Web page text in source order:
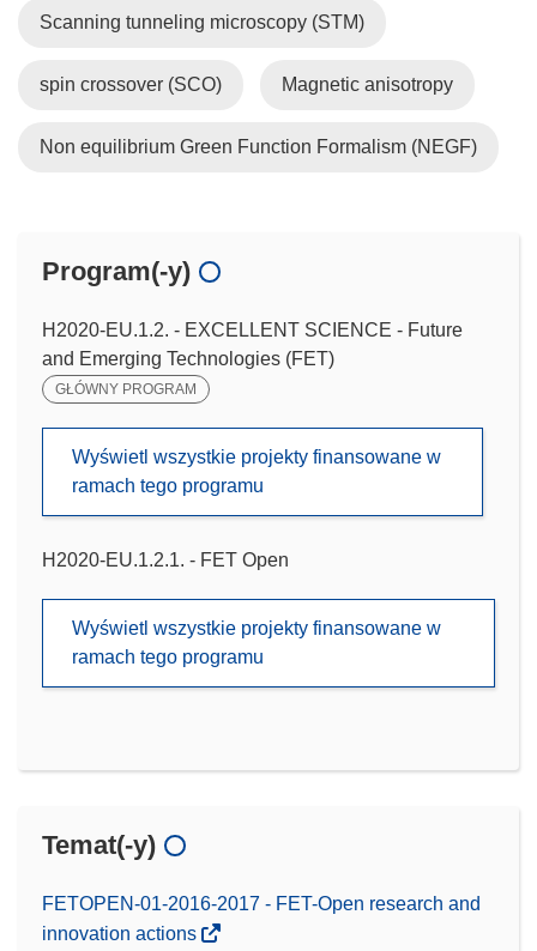
Scanning tunneling microscopy (STM)
spin crossover (SCO) Magnetic anisotropy
Non equilibrium Green Function Formalism (NEGF)
Program(-y)
H2020-EU.1.2. - EXCELLENT SCIENCE - Future
and Emerging Technologies (FET)
GŁÓWNY PROGRAM
Wyświetl wszystkie projekty finansowane w
ramach tego programu
H2020-EU.1.2.1. - FET Open
Wyświetl wszystkie projekty finansowane w
ramach tego programu
Temat(-y)
FETOPEN-01-2016-2017 - FET-Open research and
innovation actions